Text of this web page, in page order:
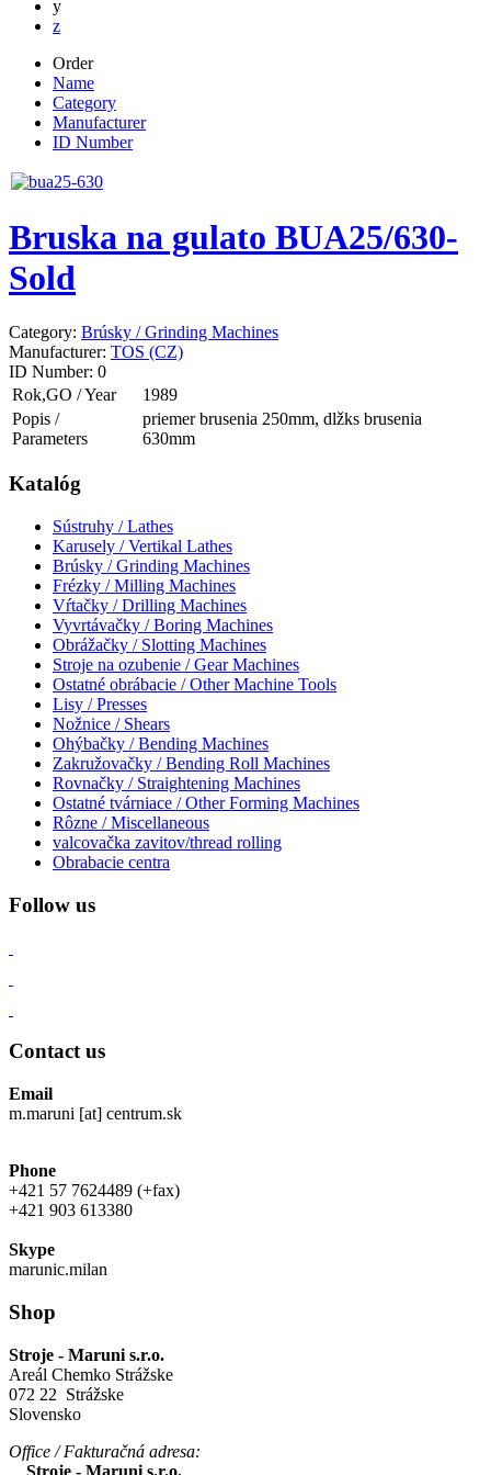
y
z
Order
Name
Category
Manufacturer
ID Number
Bruska na gulato BUA25/630-
Sold
Category: Brúsky / Grinding Machines
Manufacturer: TOS (CZ)
ID Number: 0
Rok,GO / Year
1989
Popis /
Parameters
priemer brusenia 250mm, dlžks brusenia
630mm
Katalóg
Sústruhy / Lathes
Karusely / Vertikal Lathes
Brúsky / Grinding Machines
Frézky / Milling Machines
Vŕtačky / Drilling Machines
Vyvrtávačky / Boring Machines
Obrážačky / Slotting Machines
Stroje na ozubenie / Gear Machines
Ostatné obrábacie / Other Machine Tools
Lisy / Presses
Nožnice / Shears
Ohýbačky / Bending Machines
Zakružovačky / Bending Roll Machines
Rovnačky / Straightening Machines
Ostatné tvárniace / Other Forming Machines
Rôzne / Miscellaneous
valcovačka zavitov/thread rolling
Obrabacie centra
Follow us
Contact us
Email
m.maruni [at] centrum.sk
Phone
+421 57 7624489 (+fax)
+421 903 613380
Skype
marunic.milan
Shop
Stroje - Maruni s.r.o.
Areál Chemko Strážske
072 22 Strážske
Slovensko
Office / Fakturačná adresa:
Stroje - Maruni s.r.o.